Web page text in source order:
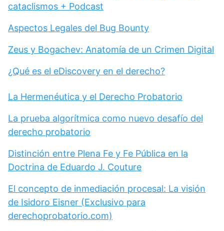
cataclismos + Podcast
Aspectos Legales del Bug Bounty
Zeus y Bogachev: Anatomía de un Crimen Digital
¿Qué es el eDiscovery en el derecho?
La Hermenéutica y el Derecho Probatorio
La prueba algorítmica como nuevo desafío del
derecho probatorio
Distinción entre Plena Fe y Fe Pública en la
Doctrina de Eduardo J. Couture
El concepto de inmediación procesal: La visión
de Isidoro Eisner (Exclusivo para
derechoprobatorio.com)